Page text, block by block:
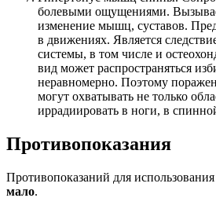
болевыми ощущениями.
изменение мышц, суставов.
в движениях. Является
системы, в том числе и
вид может распространяться
неравномерно. Поэтому
могут охватывать не только
иррадиировать в ноги, в
Противопоказания
Противопоказаний для
мало.